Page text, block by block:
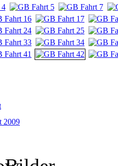
2009